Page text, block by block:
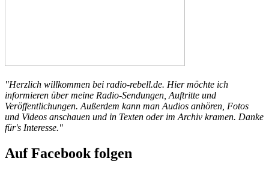
"Herzlich willkommen bei radio-rebell.de. Hier möchte ich
informieren über meine Radio-Sendungen, Auftritte und
Veröffentlichungen. Außerdem kann man Audios anhören, Fotos
und Videos anschauen und in Texten oder im Archiv kramen. Danke
für's Interesse."
Auf Facebook folgen